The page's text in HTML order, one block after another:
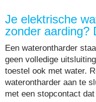
Je elektrische
zonder aarding?
Een waterontharder
geen volledige
toestel ook met water.
waterontharder aan te
met een stopcontact